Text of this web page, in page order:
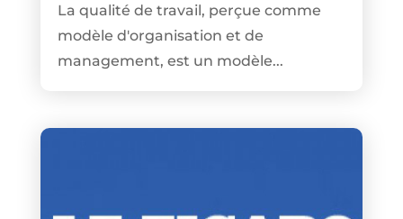
La qualité de travail, perçue comme
modèle d'organisation et de
management, est un modèle...